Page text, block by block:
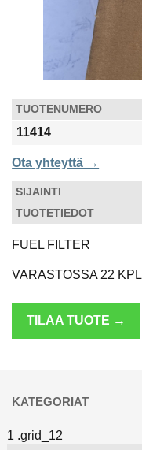
TUOTENUMERO
11414
Ota yhteyttä →
SIJAINTI
TUOTETIEDOT
FUEL FILTER
VARASTOSSA 22 KPL
TILAA TUOTE →
KATEGORIAT